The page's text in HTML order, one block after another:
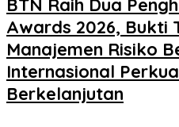
BTN Raih Dua
Awards 2026, Bukti
Manajemen Risiko
Internasional
Berkelanjutan